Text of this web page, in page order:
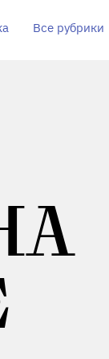
Все рубрики